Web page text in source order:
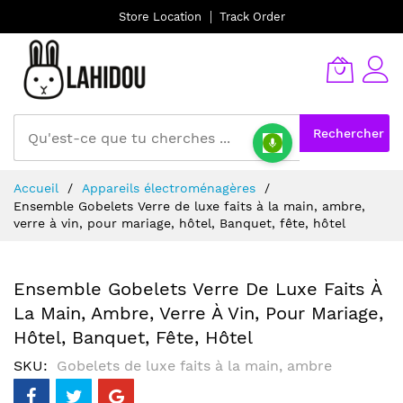
Store Location Track Order
Rechercher
au
contenu
Accueil
Appareils électroménagères
Ensemble Gobelets Verre de luxe faits à la main, ambre,
verre à vin, pour mariage, hôtel, Banquet, fête, hôtel
Ensemble Gobelets Verre De Luxe Faits À
La Main, Ambre, Verre À Vin, Pour Mariage,
Hôtel, Banquet, Fête, Hôtel
SKU Gobelets de luxe faits à la main, ambre